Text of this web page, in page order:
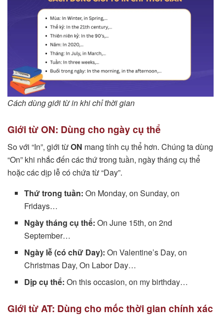
Cách dùng giới từ in khi chỉ thời gian
Giới từ ON: Dùng cho ngày cụ thể
So với “In”, giới từON mang tính cụ thể hơn. Chúng ta dùng
“On” khi nhắc đến các thứ trong tuần, ngày tháng cụ thể
hoặc các dịp lễ có chứa từ “Day”.
Thứ trong tuần: On Monday, on Sunday, on
Fridays…
Ngày tháng cụ thể: On June 15th, on 2nd
September…
Ngày lễ (có chữ Day): On Valentine’s Day, on
Christmas Day, On Labor Day…
Dịp cụ thể: On this occasion, on my birthday…
Giới từ AT: Dùng cho mốc thời gian chính xác